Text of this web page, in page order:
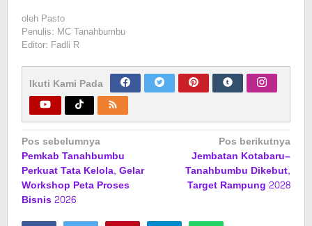
oleh Pasto
Penulis: MC Tanahbumbu
Editor: Fadli R
Ikuti Kami Pada
Navigasi
pos
Pos sebelumnya
Pemkab Tanahbumbu
Perkuat Tata Kelola, Gelar
Workshop Peta Proses
Bisnis 2026
Pos berikutnya
Jembatan Kotabaru–
Tanahbumbu Dikebut,
Target Rampung 2028